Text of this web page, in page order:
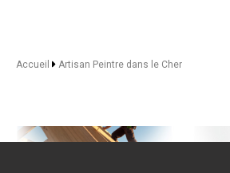
Accueil Artisan Peintre dans le Cher